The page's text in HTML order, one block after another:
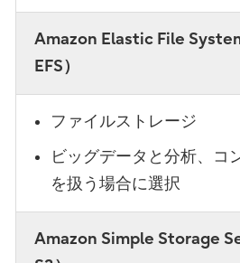
Amazon Elastic File
EFS）
ファイルストレージ
ビッグデータと分析、コ
を扱う場合に選択
Amazon Simple Storage